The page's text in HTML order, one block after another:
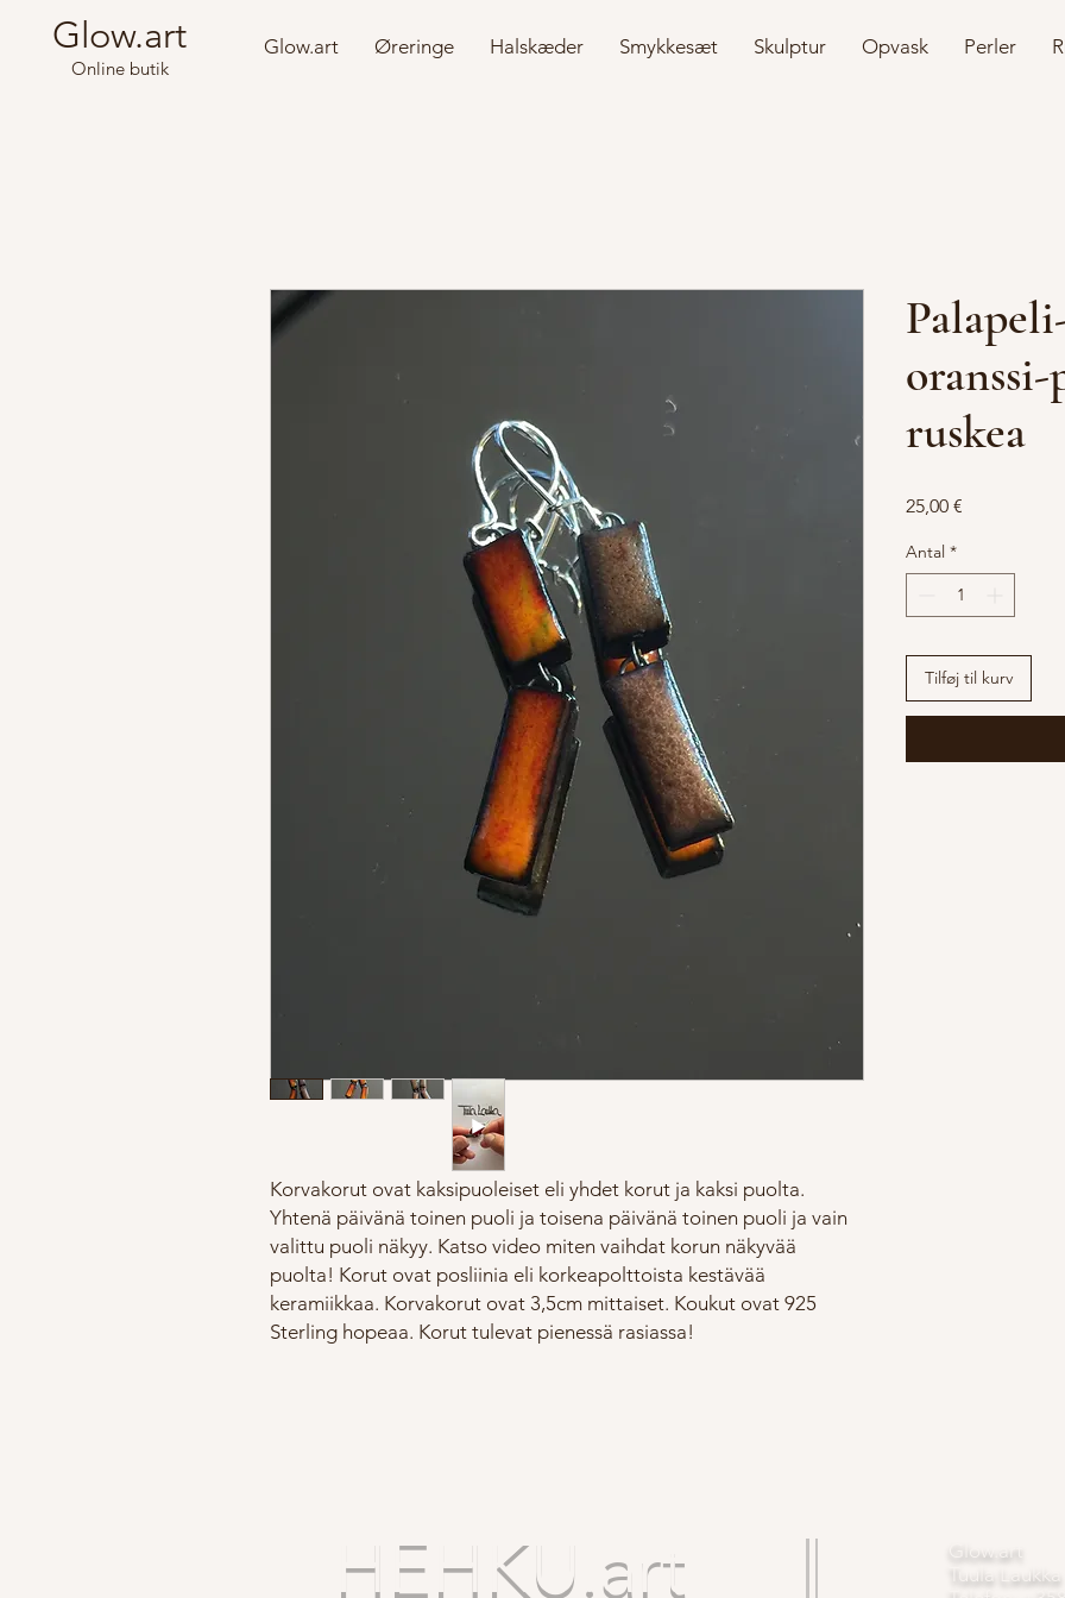
Glow.art Glow.art Øreringe Halskæder Smykkesæt Skulptur Opvask Perler
Online butik
Korvakorut ovat kaksipuoleiset eli yhdet korut ja kaksi puolta.
Yhtenä päivänä toinen puoli ja toisena päivänä toinen puoli ja vain
valittu puoli näkyy. Katso video miten vaihdat korun näkyvää
puolta! Korut ovat posliinia eli korkeapolttoista kestävää
keramiikkaa. Korvakorut ovat 3,5cm mittaiset. Koukut ovat 925
Sterling hopeaa. Korut tulevat pienessä rasiassa!
ruskea
25,00 €
Antal *
Tilføj til kurv
HEHKU.art
Glow.art
Tuula Laukka